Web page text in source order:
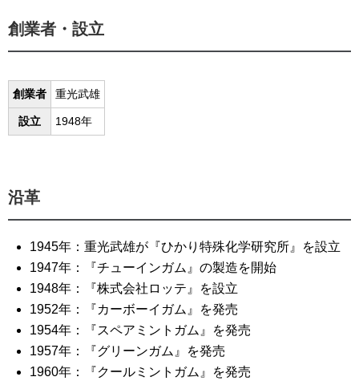
創業者・設立
創業者 重光武雄
設立 1948年
沿革
1945年：重光武雄が『ひかり特殊化学研究所』を設立
1947年：『チューインガム』の製造を開始
1948年：『株式会社ロッテ』を設立
1952年：『カーボーイガム』を発売
1954年：『スペアミントガム』を発売
1957年：『グリーンガム』を発売
1960年：『クールミントガム』を発売